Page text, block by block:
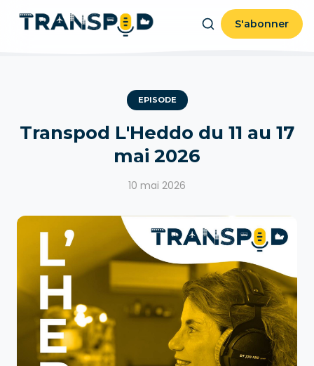
S'abonner
EPISODE
Transpod L'Heddo du 11 au 17
mai 2026
10 mai 2026